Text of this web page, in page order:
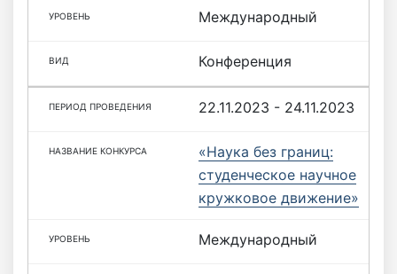
Международный
Конференция
22.11.2023 - 24.11.2023
«Наука без границ:
студенческое научное
кружковое движение»
Международный